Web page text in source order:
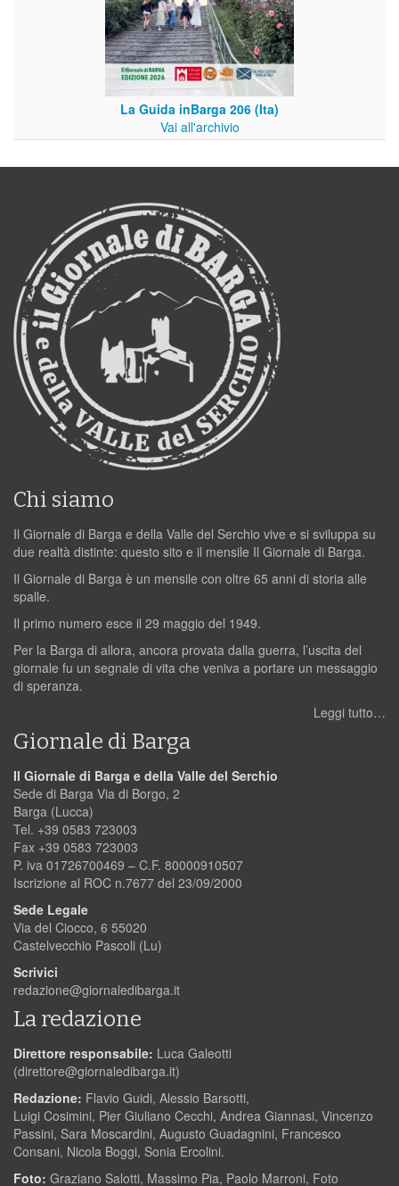
La Guida inBarga 206 (Ita)
Vai all'archivio
Chi siamo
Il Giornale di Barga e della Valle del Serchio vive e si sviluppa su
due realtà distinte: questo sito e il mensile Il Giornale di Barga.
Il Giornale di Barga è un mensile con oltre 65 anni di storia alle
spalle.
Il primo numero esce il 29 maggio del 1949.
Per la Barga di allora, ancora provata dalla guerra, l’uscita del
giornale fu un segnale di vita che veniva a portare un messaggio
di speranza.
Leggi tutto…
Giornale di Barga
Il Giornale di Barga e della Valle del Serchio
Sede di Barga Via di Borgo, 2
Barga (Lucca)
Tel. +39 0583 723003
Fax +39 0583 723003
P. iva 01726700469 – C.F. 80000910507
Iscrizione al ROC n.7677 del 23/09/2000
Sede Legale
Via del Ciocco, 6 55020
Castelvecchio Pascoli (Lu)
Scrivici
redazione@giornaledibarga.it
La redazione
Direttore responsabile: Luca Galeotti
(direttore@giornaledibarga.it)
Redazione: Flavio Guidi, Alessio Barsotti,
Luigi Cosimini, Pier Giuliano Cecchi, Andrea Giannasi, Vincenzo
Passini, Sara Moscardini, Augusto Guadagnini, Francesco
Consani, Nicola Boggi, Sonia Ercolini.
Foto: Graziano Salotti, Massimo Pia, Paolo Marroni, Foto